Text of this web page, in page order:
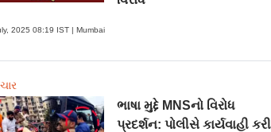
2025 08:19 IST | Mumbai
ભાષા મુદ્દે MNSનો વિરોધ
પ્રદર્શન: પોલીસે કાર્યવાહી કરી